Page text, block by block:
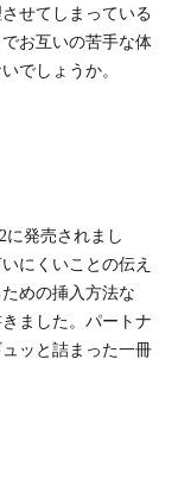
せてしまっている
お互いの苦手な体
でしょうか。
に発売されまし
にくいことの伝え
めの挿入方法な
ました。パートナ
ッと詰まった一冊